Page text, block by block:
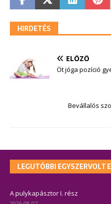
HIRDETÉS
ELŐZŐ
Öt jóga pozíció
Bevállalós
LEGUTÓBBI EGYSZERVOLT
A pulykapásztor I. rész